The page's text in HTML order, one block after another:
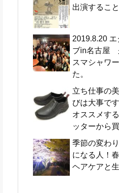
出演するこ
2019.8.20
ブin名古屋
スマシャワ
た。
立ち仕事の
びは大事で
オススメす
ッターから
季節の変わ
になる人！
ヘアケアと生